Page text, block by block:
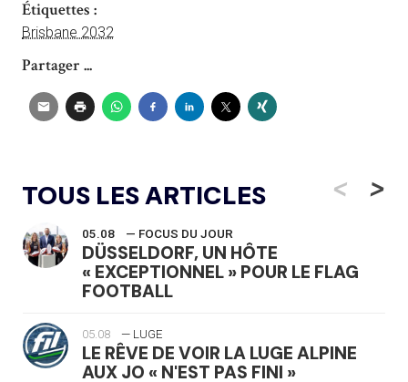
Étiquettes :
Brisbane 2032
Partager ...
TOUS LES ARTICLES <
05.08 — FOCUS DU JOUR
DÜSSELDORF, UN HÔTE
« EXCEPTIONNEL » POUR LE FLAG
FOOTBALL
05.08 — LUGE
LE RÊVE DE VOIR LA LUGE ALPINE
AUX JO « N'EST PAS FINI »
>